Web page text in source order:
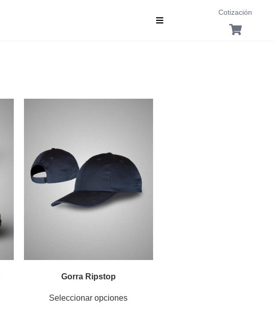
Cotización
Gorra Ripstop
Seleccionar opciones